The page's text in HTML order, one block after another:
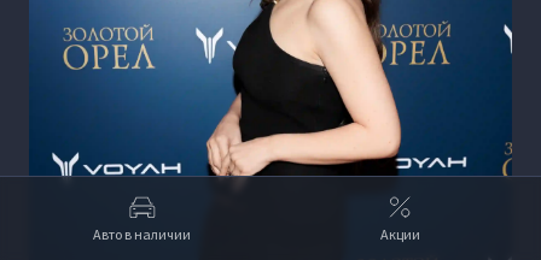
Авто в наличии Акции